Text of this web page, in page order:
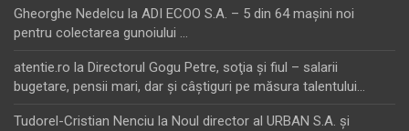
Gheorghe Nedelcu la ADI ECOO S.A. – 5 din 64 maşini noi
pentru colectarea gunoiului …
atentie.ro la Directorul Gogu Petre, soţia şi fiul – salarii
bugetare, pensii mari, dar şi câştiguri pe măsura talentului…
Tudorel-Cristian Nenciu la Noul director al URBAN S.A. şi